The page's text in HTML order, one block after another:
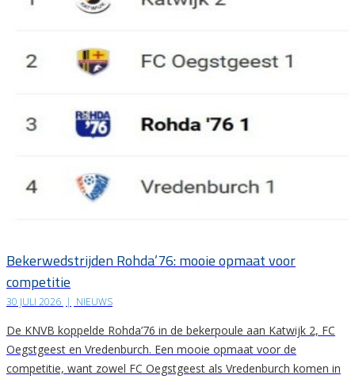
Bekerwedstrijden Rohda’76: mooie opmaat voor
competitie
30 JULI 2026 | NIEUWS
De KNVB koppelde Rohda’76 in de bekerpoule aan Katwijk 2, FC
Oegstgeest en Vredenburch. Een mooie opmaat voor de
competitie, want zowel FC Oegstgeest als Vredenburch komen in